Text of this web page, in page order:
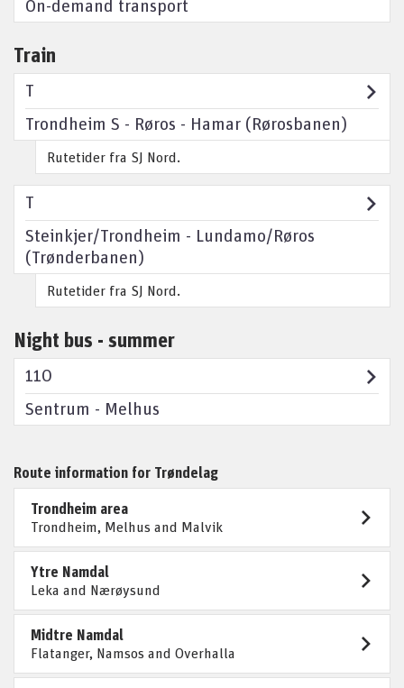
On-demand transport
Train
T
Trondheim S - Røros - Hamar (Rørosbanen)
Rutetider fra SJ Nord.
T
Steinkjer/Trondheim - Lundamo/Røros
(Trønderbanen)
Rutetider fra SJ Nord.
Night bus - summer
110
Sentrum - Melhus
Route information for Trøndelag
Trondheim area
Trondheim, Melhus and Malvik
Ytre Namdal
Leka and Nærøysund
Midtre Namdal
Flatanger, Namsos and Overhalla